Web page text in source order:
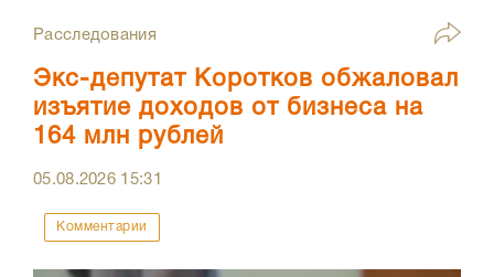
Расследования
Экс-депутат Коротков обжаловал
изъятие доходов от бизнеса на
164 млн рублей
05.08.2026 15:31
Комментарии